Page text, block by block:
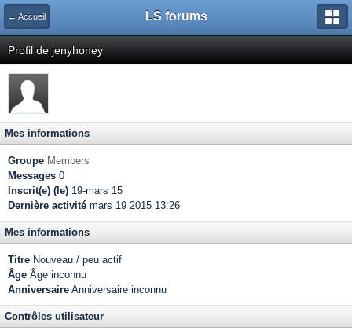
← Accueil LS forums
Profil de jenyhoney
Mes informations
Groupe Members
Messages 0
Inscrit(e) (le) 19-mars 15
Dernière activité mars 19 2015 13:26
Mes informations
Titre Nouveau / peu actif
Âge Âge inconnu
Anniversaire Anniversaire inconnu
Contrôles utilisateur